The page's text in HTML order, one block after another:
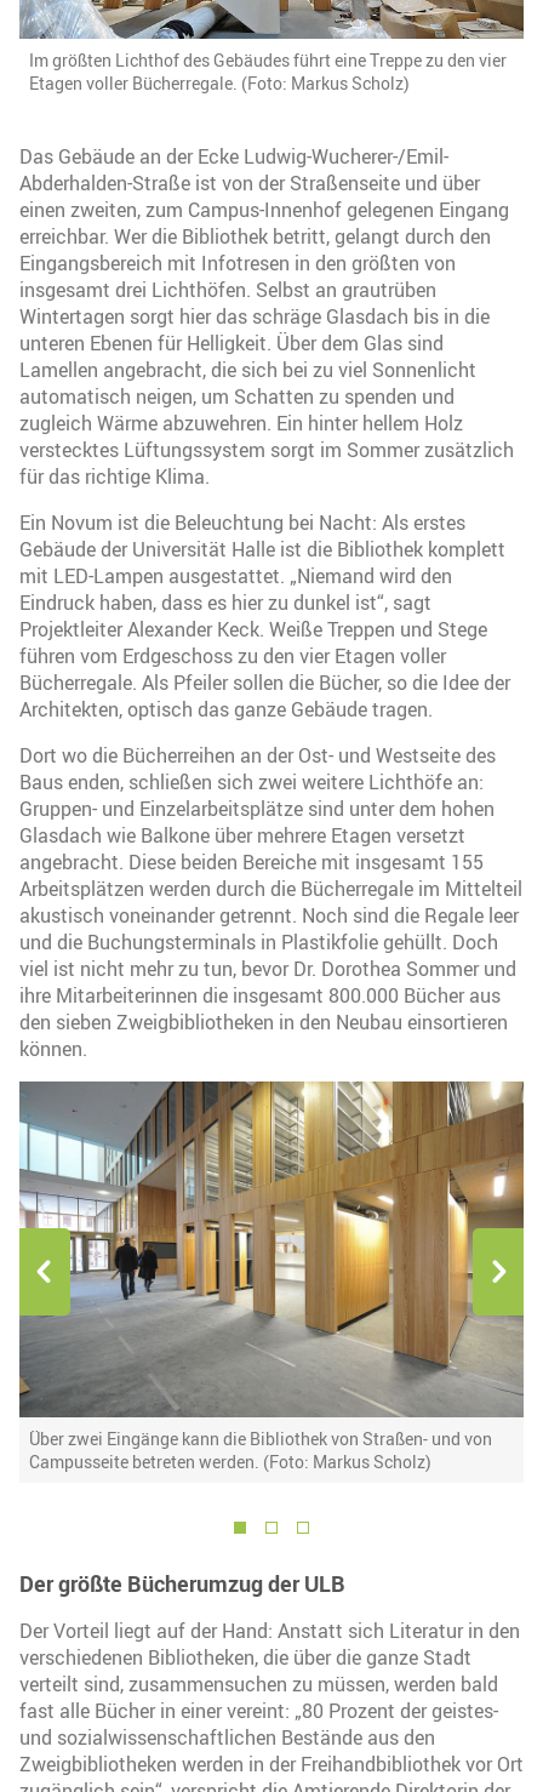
Im größten Lichthof des Gebäudes führt eine Treppe zu den vier
Etagen voller Bücherregale. (Foto: Markus Scholz)
Das Gebäude an der Ecke Ludwig-Wucherer-/Emil-
Abderhalden-Straße ist von der Straßenseite und über
einen zweiten, zum Campus-Innenhof gelegenen Eingang
erreichbar. Wer die Bibliothek betritt, gelangt durch den
Eingangsbereich mit Infotresen in den größten von
insgesamt drei Lichthöfen. Selbst an grautrüben
Wintertagen sorgt hier das schräge Glasdach bis in die
unteren Ebenen für Helligkeit. Über dem Glas sind
Lamellen angebracht, die sich bei zu viel Sonnenlicht
automatisch neigen, um Schatten zu spenden und
zugleich Wärme abzuwehren. Ein hinter hellem Holz
verstecktes Lüftungssystem sorgt im Sommer zusätzlich
für das richtige Klima.
Ein Novum ist die Beleuchtung bei Nacht: Als erstes
Gebäude der Universität Halle ist die Bibliothek komplett
mit LED-Lampen ausgestattet. „Niemand wird den
Eindruck haben, dass es hier zu dunkel ist“, sagt
Projektleiter Alexander Keck. Weiße Treppen und Stege
führen vom Erdgeschoss zu den vier Etagen voller
Bücherregale. Als Pfeiler sollen die Bücher, so die Idee der
Architekten, optisch das ganze Gebäude tragen.
Dort wo die Bücherreihen an der Ost- und Westseite des
Baus enden, schließen sich zwei weitere Lichthöfe an:
Gruppen- und Einzelarbeitsplätze sind unter dem hohen
Glasdach wie Balkone über mehrere Etagen versetzt
angebracht. Diese beiden Bereiche mit insgesamt 155
Arbeitsplätzen werden durch die Bücherregale im Mittelteil
akustisch voneinander getrennt. Noch sind die Regale leer
und die Buchungsterminals in Plastikfolie gehüllt. Doch
viel ist nicht mehr zu tun, bevor Dr. Dorothea Sommer und
ihre Mitarbeiterinnen die insgesamt 800.000 Bücher aus
den sieben Zweigbibliotheken in den Neubau einsortieren
können.
Über zwei Eingänge kann die Bibliothek von Straßen- und von
Campusseite betreten werden. (Foto: Markus Scholz)
​​​​​​​Der größte Bücherumzug der ULB
Der Vorteil liegt auf der Hand: Anstatt sich Literatur in den
verschiedenen Bibliotheken, die über die ganze Stadt
verteilt sind, zusammensuchen zu müssen, werden bald
fast alle Bücher in einer vereint: „80 Prozent der geistes-
und sozialwissenschaftlichen Bestände aus den
Zweigbibliotheken werden in der Freihandbibliothek vor Ort